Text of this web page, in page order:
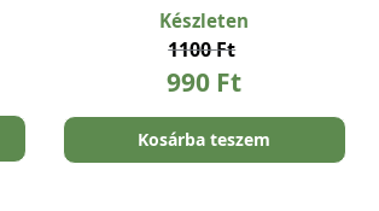
Készleten
1100Ft
990 Ft
Kosárba teszem